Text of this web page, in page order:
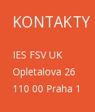
KONTAKTY
IES FSV UK
Opletalova 26
110 00 Praha 1